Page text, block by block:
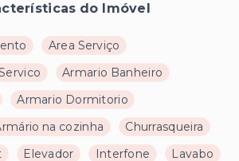
do Imóvel
Area Serviço
Armario Banheiro
Armario Dormitorio
na cozinha
Churrasqueira
Elevador Interfone
Lavabo